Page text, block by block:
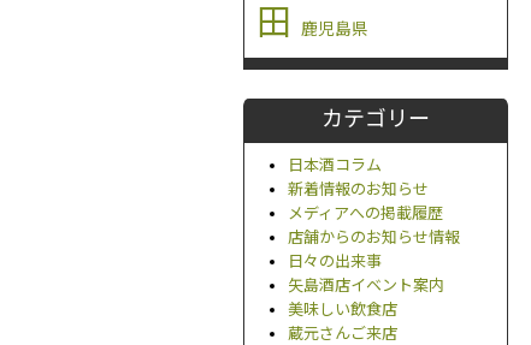
田
鹿児島県
カテゴリー
日本酒コラム
新着情報のお知らせ
メディアへの掲載履歴
店舗からのお知らせ情報
日々の出来事
矢島酒店イベント案内
美味しい飲食店
蔵元さんご来店